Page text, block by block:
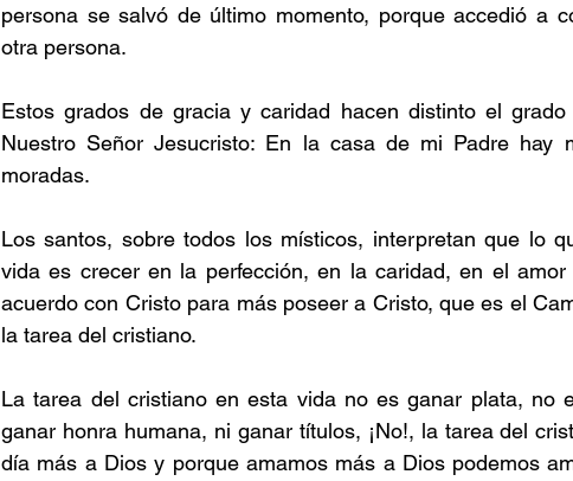
persona se salvó de último momento, porque accedió a
otra persona.
Estos grados de gracia y caridad hacen distinto el
Nuestro Señor Jesucristo: En la casa de mi Padre hay
moradas.
Los santos, sobre todos los místicos, interpretan que lo
vida es crecer en la perfección, en la caridad, en el
acuerdo con Cristo para más poseer a Cristo, que es el
la tarea del cristiano.
La tarea del cristiano en esta vida no es ganar plata, no
ganar honra humana, ni ganar títulos, ¡No!, la tarea del
día más a Dios y porque amamos más a Dios podemos